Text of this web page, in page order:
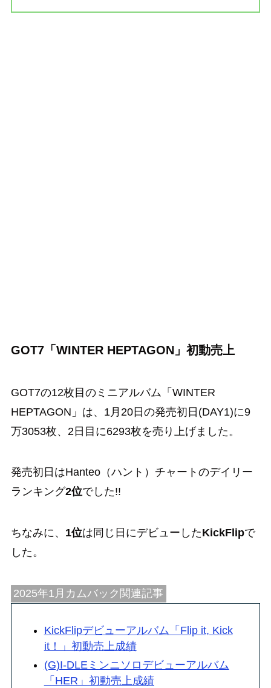
GOT7「WINTER HEPTAGON」初動売上
GOT7の12枚目のミニアルバム「WINTER
HEPTAGON」は、1月20日の発売初日(DAY1)に9
万3053枚、2日目に6293枚を売り上げました。
発売初日はHanteo（ハント）チャートのデイリー
ランキング2位でした!!
ちなみに、 1位は同じ日にデビューしたKickFlipで
した。
2025年1月カムバック関連記事
KickFlipデビューアルバム「Flip it, Kick
it！」初動売上成績
(G)I-DLEミンニソロデビューアルバム
「HER」初動売上成績